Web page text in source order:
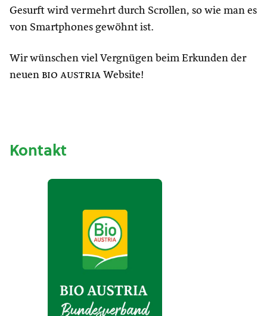
Gesurft wird vermehrt durch Scrollen, so wie man es
von Smartphones gewöhnt ist.
Wir wünschen viel Vergnügen beim Erkunden der
neuen bio austria Website!
Kontakt